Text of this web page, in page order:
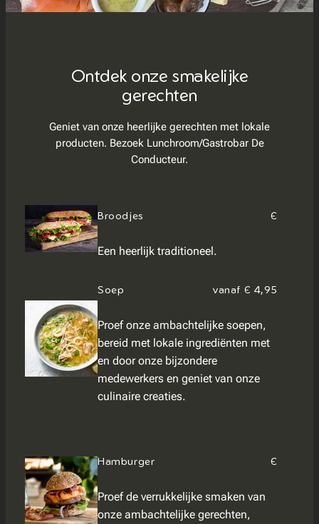
Ontdek onze smakelijke
gerechten
Geniet van onze heerlijke gerechten met lokale
producten. Bezoek Lunchroom/Gastrobar De
Conducteur.
Broodjes €
Een heerlijk traditioneel.
Soep vanaf € 4,95
Proef onze ambachtelijke soepen,
bereid met lokale ingrediënten met
en door onze bijzondere
medewerkers en geniet van onze
culinaire creaties.
Hamburger €
Proef de verrukkelijke smaken van
onze ambachtelijke gerechten,